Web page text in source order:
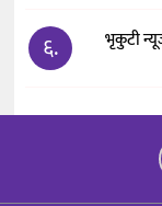
६. भृकुटी